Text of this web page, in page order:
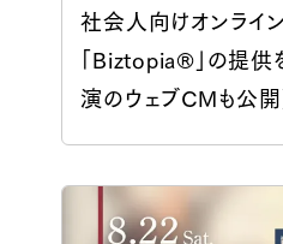
社会人向けオンライ
「Biztopia®」の提供
演のウェブCMも公開